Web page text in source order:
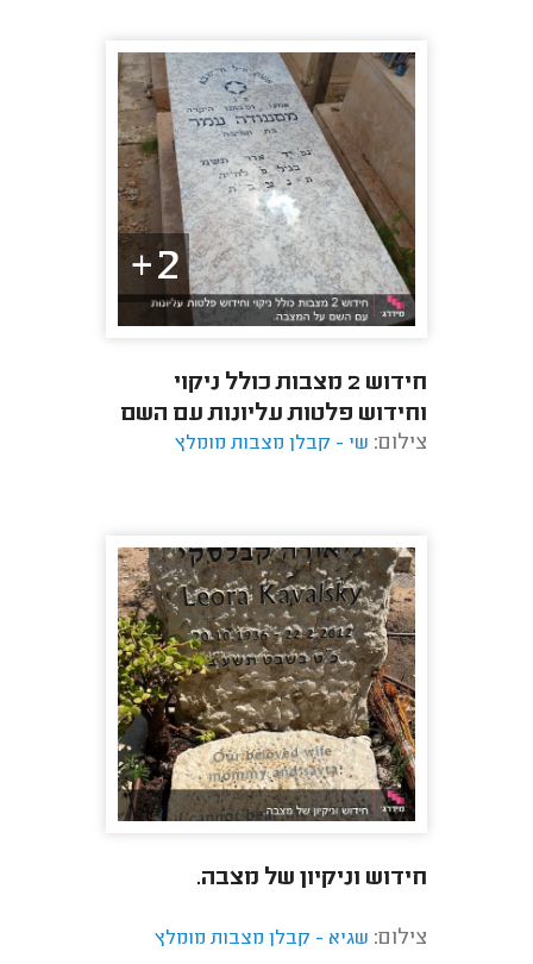
2+
חידוש 2 מצבות כולל ניקוי
וחידוש פלטות עליונות עם השם
על המצבה.
צילום: שי - קבלן מצבות מומלץ
חידוש וניקיון של מצבה.
צילום: שגיא - קבלן מצבות מומלץ